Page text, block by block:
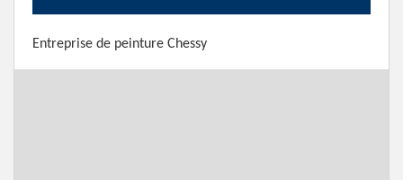
Entreprise de peinture Chessy